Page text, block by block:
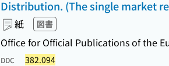
Distribution. (The single market
紙 図書
Office for Official Publications of the
DDC 382.094